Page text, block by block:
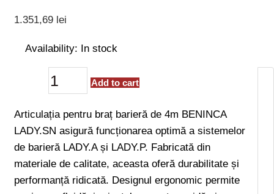
1.351,69 lei
Availability: In stock
Add to cart
Articulația pentru braț barieră de 4m BENINCA
LADY.SN asigură funcționarea optimă a sistemelor
de barieră LADY.A și LADY.P. Fabricată din
materiale de calitate, aceasta oferă durabilitate și
performanță ridicată. Designul ergonomic permite